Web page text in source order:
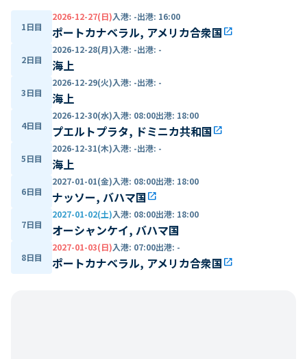
1日目
2026-12-27(日)入港: -出港: 16:00
ポートカナベラル, アメリカ合衆国open_in_new
2日目
2026-12-28(月)入港: -出港: -
海上
3日目
2026-12-29(火)入港: -出港: -
海上
4日目
2026-12-30(水)入港: 08:00出港: 18:00
プエルトプラタ, ドミニカ共和国open_in_new
5日目
2026-12-31(木)入港: -出港: -
海上
6日目
2027-01-01(金)入港: 08:00出港: 18:00
ナッソー, バハマ国open_in_new
7日目
2027-01-02(土)入港: 08:00出港: 18:00
オーシャンケイ, バハマ国
8日目
2027-01-03(日)入港: 07:00出港: -
ポートカナベラル, アメリカ合衆国open_in_new